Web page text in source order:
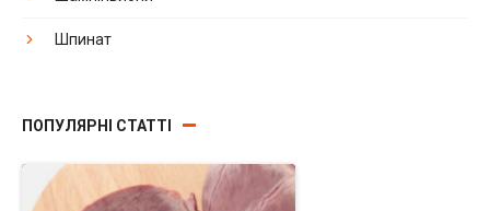
Шпинат
ПОПУЛЯРНІ СТАТТІ